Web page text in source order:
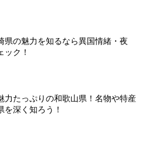
県の魅力を知るなら異国情緒・夜
ック！
力たっぷりの和歌山県！名物や特産
を深く知ろう！